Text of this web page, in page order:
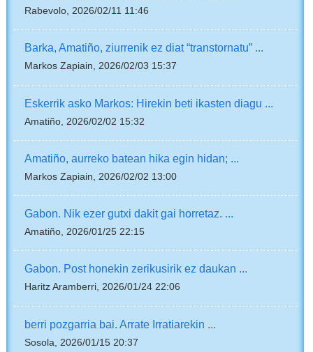
Rabevolo, 2026/02/11 11:46
Barka, Amatiño, ziurrenik ez diat “transtornatu” ...
Markos Zapiain, 2026/02/03 15:37
Eskerrik asko Markos: Hirekin beti ikasten diagu ...
Amatiño, 2026/02/02 15:32
Amatiño, aurreko batean hika egin hidan; ...
Markos Zapiain, 2026/02/02 13:00
Gabon. Nik ezer gutxi dakit gai horretaz. ...
Amatiño, 2026/01/25 22:15
Gabon. Post honekin zerikusirik ez daukan ...
Haritz Aramberri, 2026/01/24 22:06
berri pozgarria bai. Arrate Irratiarekin ...
Sosola, 2026/01/15 20:37